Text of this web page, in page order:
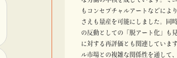
もコンセプチャルアートなどによ
さえも量産を可能にしました。同
の反動としての「脱アート化」も
に対する再評価とも関連していま
ル市場との複雑な関係性を通して